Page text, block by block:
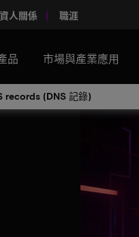
人關係 職涯
品 市場與產業應用
records (DNS 記錄)